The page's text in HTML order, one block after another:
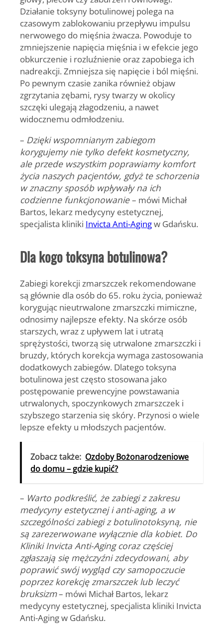
Działanie toksyny botulinowej polega na
czasowym zablokowaniu przepływu impulsu
nerwowego do mięśnia żwacza. Powoduje to
zmniejszenie napięcia mięśnia i w efekcie jego
obkurczenie i rozluźnienie oraz zapobiega ich
nadreakcji. Zmniejsza się napięcie i ból mięśni.
Po pewnym czasie zanika również objaw
zgrzytania zębami, rysy twarzy w okolicy
szczęki ulegają złagodzeniu, a nawet
widocznemu odmłodzeniu.
– Dzięki wspomnianym zabiegom
korygujemy nie tylko defekt kosmetyczny,
ale przede wszystkim poprawiamy komfort
życia naszych pacjentów, gdyż te schorzenia
w znaczny sposób wpływały na ich
codzienne funkcjonowanie– mówi Michał
Bartos, lekarz medycyny estetycznej,
specjalista kliniki Invicta Anti-Agingw Gdańsku.
Dla kogo toksyna botulinowa?
Zabiegi korekcji zmarszczek rekomendowane
są głównie dla osób do 65. roku życia, ponieważ
korygując nieutrwalone zmarszczki mimiczne,
odnosimy najlepsze efekty. Na skórze osób
starszych, wraz z upływem lat i utratą
sprężystości, tworzą się utrwalone zmarszczki i
bruzdy, których korekcja wymaga zastosowania
dodatkowych zabiegów. Dlatego toksyna
botulinowa jest często stosowana jako
postępowanie prewencyjne powstawania
utrwalonych, spoczynkowych zmarszczek i
szybszego starzenia się skóry. Przynosi o wiele
lepsze efekty u młodszych pacjentów.
Zobacz także: Ozdoby Bożonarodzeniowe
do domu – gdzie kupić?
– Warto podkreślić, że zabiegi z zakresu
medycyny estetycznej i anti-aging, a w
szczególności zabiegi z botulinotoksyną, nie
są zarezerwowane wyłącznie dla kobiet. Do
Kliniki Invicta Anti-Aging coraz częściej
zgłaszają się mężczyźni zdecydowani, aby
poprawić swój wygląd czy samopoczucie
poprzez korekcję zmarszczek lub leczyć
bruksizm– mówi Michał Bartos, lekarz
medycyny estetycznej, specjalista kliniki Invicta
Anti-Aging w Gdańsku.